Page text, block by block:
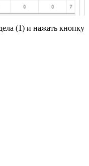
(1) и нажать кнопку